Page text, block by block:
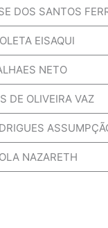
DOS SANTOS
EISAQUI
NETO
DE OLIVEIRA VAZ
NAZARETH